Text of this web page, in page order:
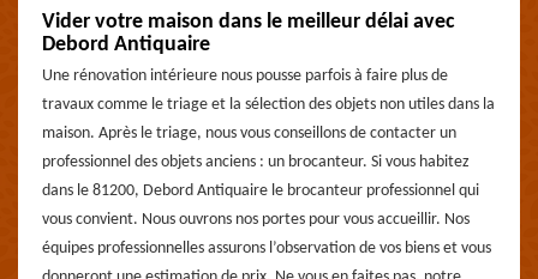
Vider votre maison dans le meilleur délai avec
Debord Antiquaire
Une rénovation intérieure nous pousse parfois à faire plus de
travaux comme le triage et la sélection des objets non utiles dans la
maison. Après le triage, nous vous conseillons de contacter un
professionnel des objets anciens : un brocanteur. Si vous habitez
dans le 81200, Debord Antiquaire le brocanteur professionnel qui
vous convient. Nous ouvrons nos portes pour vous accueillir. Nos
équipes professionnelles assurons l’observation de vos biens et vous